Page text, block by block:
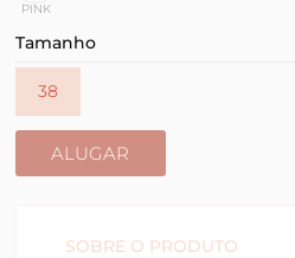
PINK
Tamanho
38
ALUGAR
SOBRE O PRODUTO